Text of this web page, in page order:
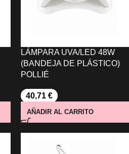
LÁMPARA UVA/LED 48W
(BANDEJA DE PLÁSTICO)
POLLIÉ
40,71 €
AÑADIR AL CARRITO